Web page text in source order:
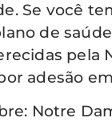
Se você
de
adesão
Notre